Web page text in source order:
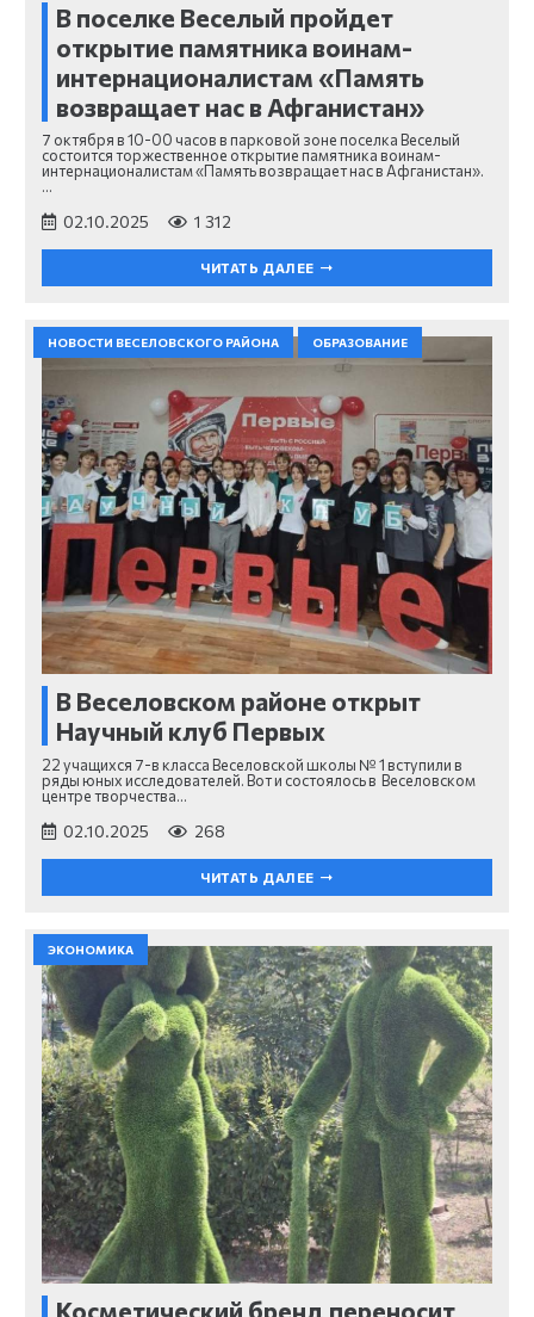
В поселке Веселый пройдет
открытие памятника воинам-
интернационалистам «Память
возвращает нас в Афганистан»
7 октября в 10-00 часов в парковой зоне поселка Веселый
состоится торжественное открытие памятника воинам-
интернационалистам «Память возвращает нас в Афганистан».
…
02.10.2025 1 312
ЧИТАТЬ ДАЛЕЕ
НОВОСТИ ВЕСЕЛОВСКОГО РАЙОНА ОБРАЗОВАНИЕ
В Веселовском районе открыт
Научный клуб Первых
22 учащихся 7-в класса Веселовской школы № 1 вступили в
ряды юных исследователей. Вот и состоялось в Веселовском
центре творчества…
02.10.2025 268
ЧИТАТЬ ДАЛЕЕ
ЭКОНОМИКА
Косметический бренд переносит